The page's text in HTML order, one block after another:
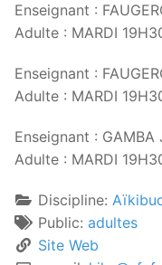
Enseignant :
Adulte : MARDI
Enseignant :
Adulte : MARDI
Enseignant : GAMBA
Adulte : MARDI
Discipline:
Public: adultes
Site Web